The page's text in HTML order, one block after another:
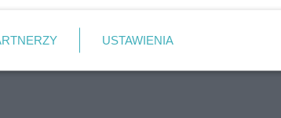
USTAWIENIA